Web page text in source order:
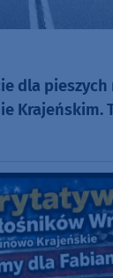
dla pieszych
Krajeńskim.